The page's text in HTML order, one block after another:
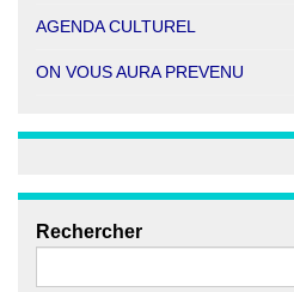
AGENDA CULTUREL
ON VOUS AURA PREVENU
Rechercher